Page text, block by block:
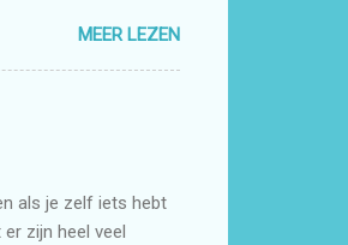
MEER LEZEN
als je zelf iets hebt
zijn heel veel